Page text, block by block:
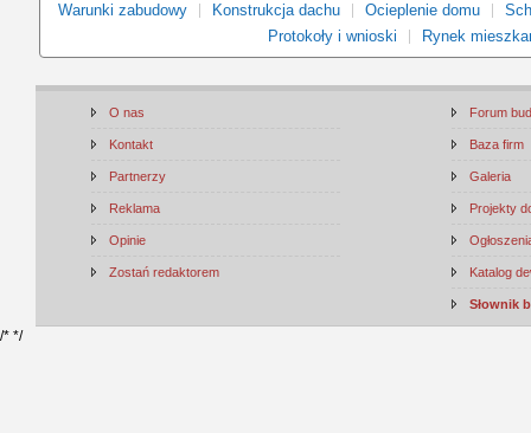
Warunki zabudowy Konstrukcja dachu Ocieplenie domu
Protokoły i wnioski
Rynek
O nas
Kontakt
Partnerzy
Reklama
Opinie
Zostań redaktorem
Forum
Baza firm
Galeria
Projekty
Katalog
Słownik
/* */